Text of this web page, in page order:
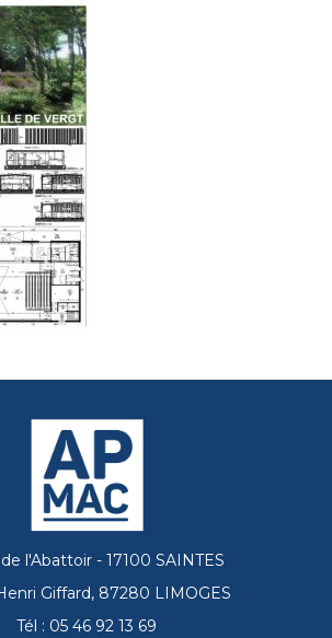
l'Abattoir - 17100 SAINTES
Giffard, 87280 LIMOGES
Tél : 05 46 92 13 69